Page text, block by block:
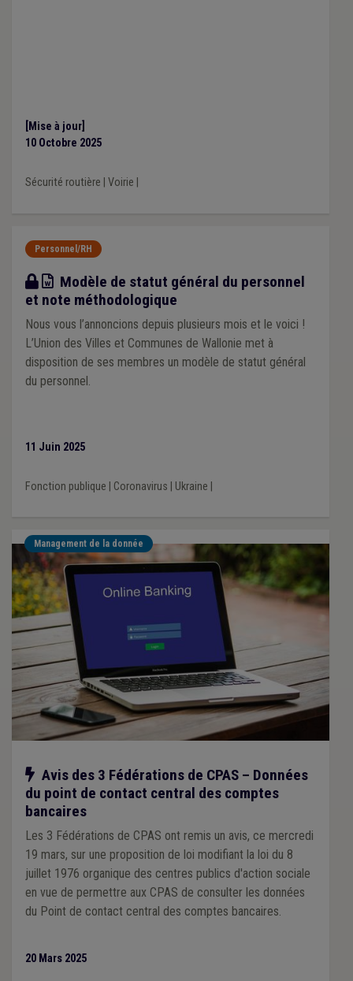
[Mise à jour]
10 Octobre 2025
Sécurité routière Voirie
Personnel/RH
Modèle
Modèle de statut général du personnel
et note méthodologique
Nous vous l’annoncions depuis plusieurs mois et le voici !
L’Union des Villes et Communes de Wallonie met à
disposition de ses membres un modèle de statut général
du personnel.
11 Juin 2025
Fonction publique Coronavirus Ukraine
Management de la donnée
Notre action
Avis des 3 Fédérations de CPAS – Données
du point de contact central des comptes
bancaires
Les 3 Fédérations de CPAS ont remis un avis, ce mercredi
19 mars, sur une proposition de loi modifiant la loi du 8
juillet 1976 organique des centres publics d'action sociale
en vue de permettre aux CPAS de consulter les données
du Point de contact central des comptes bancaires.
20 Mars 2025